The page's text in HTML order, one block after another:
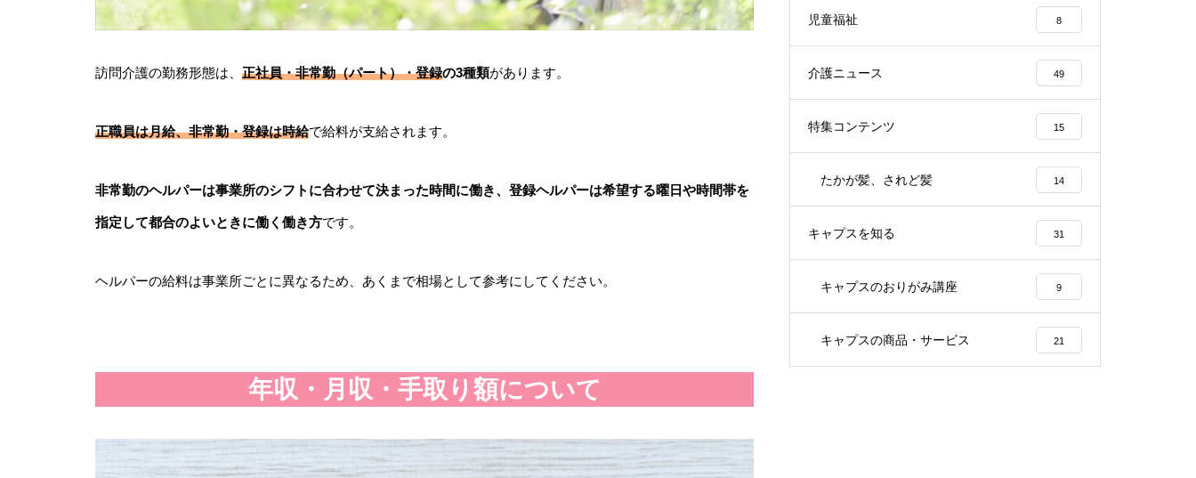
訪問介護の勤務形態は、 正社員・非常勤（パート）・登録の3種類があります。
正職員は月給、非常勤・登録は時給で給料が支給されます。
非常勤のヘルパーは事業所のシフトに合わせて決まった時間に働き、登録ヘルパーは希望する曜日や時間帯を
指定して都合のよいときに働く働き方です。
ヘルパーの給料は事業所ごとに異なるため、あくまで相場として参考にしてください。
年収・月収・手取り額について
児童福祉 8
介護ニュース 49
特集コンテンツ 15
たかが髪、されど髪 14
キャプスを知る 31
キャプスのおりがみ講座 9
キャプスの商品・サービス 21